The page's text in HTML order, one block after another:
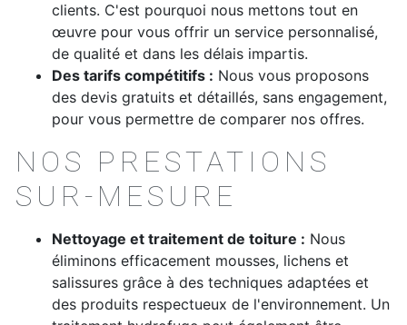
clients. C'est pourquoi nous mettons tout en
œuvre pour vous offrir un service personnalisé,
de qualité et dans les délais impartis.
Des tarifs compétitifs : Nous vous proposons
des devis gratuits et détaillés, sans engagement,
pour vous permettre de comparer nos offres.
NOS PRESTATIONS
SUR-MESURE
Nettoyage et traitement de toiture : Nous
éliminons efficacement mousses, lichens et
salissures grâce à des techniques adaptées et
des produits respectueux de l'environnement. Un